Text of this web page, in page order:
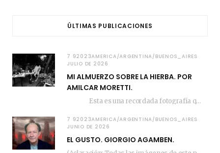
ÚLTIMAS PUBLICACIONES
7 92023AMERICA/ARGENTINA/BUENOS_AIRES
JULIO DE 2026
MI ALMUERZO SOBRE LA HIERBA. POR
AMILCAR MORETTI.
Esta es una recordada fotografía que registré…
7 92023AMERICA/ARGENTINA/BUENOS_AIRES
JUNIO DE 2026
EL GUSTO. GIORGIO AGAMBEN.